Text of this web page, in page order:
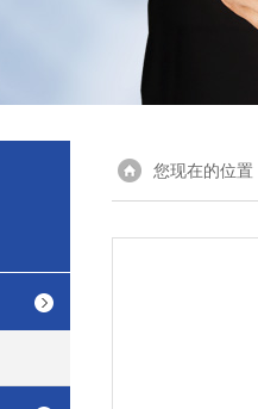
您现在的位置